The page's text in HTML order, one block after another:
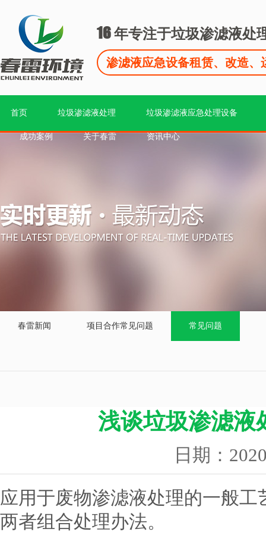
16年专注于垃圾渗滤液处
渗滤液应急设备租赁、改造、
首页 垃圾渗滤液处理 垃圾渗滤液应急处理设备
成功案例 关于春雷 资讯中心
春雷新闻 项目合作常见问题 常见问题
浅谈垃圾渗滤液
日期：
应用于废物渗滤液处理的一般
两者组合处理办法。